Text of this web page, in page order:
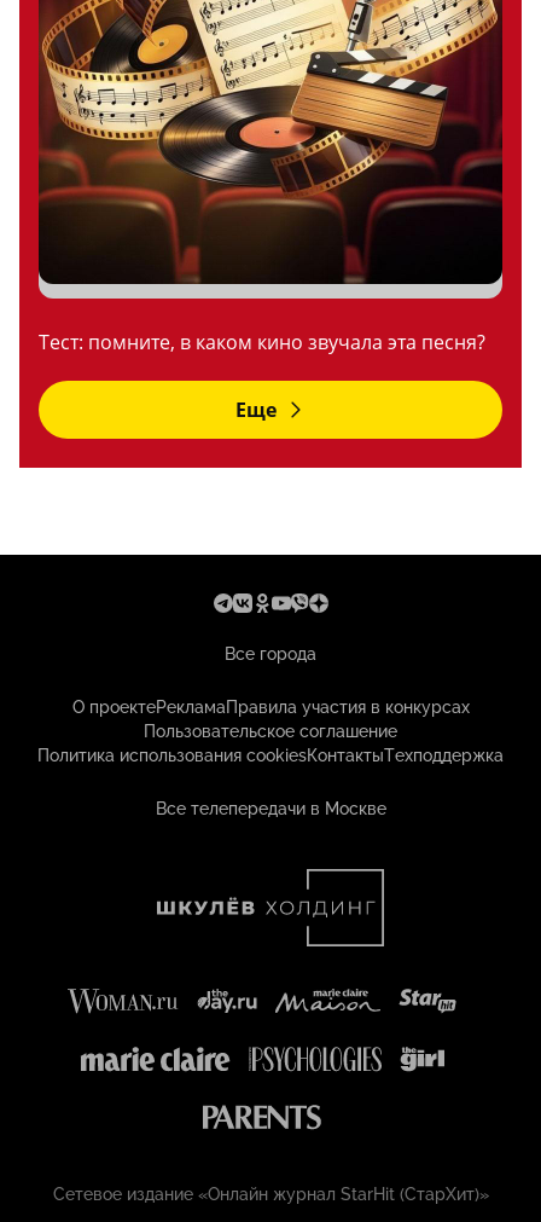
Тест: помните, в каком кино звучала эта песня?
Еще
Все города
О проектеРекламаПравила участия в конкурсах
Пользовательское соглашение
Политика использования cookiesКонтактыТехподдержка
Все телепередачи в Москве
Сетевое издание «Онлайн журнал StarHit (СтарХит)»